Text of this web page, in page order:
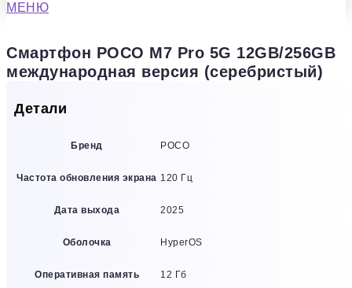
МЕНЮ
Смартфон POCO M7 Pro 5G 12GB/256GB
международная версия (серебристый)
Детали
Бренд POCO
Частота обновления экрана 120 Гц
Дата выхода 2025
Оболочка HyperOS
Оперативная память 12 Гб